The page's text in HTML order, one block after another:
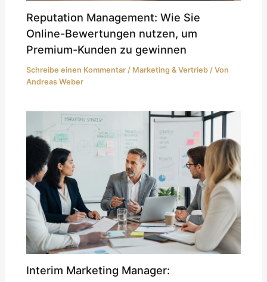
Reputation Management: Wie Sie
Online-Bewertungen nutzen, um
Premium-Kunden zu gewinnen
Schreibe einen Kommentar / Marketing & Vertrieb / Von
Andreas Weber
Interim Marketing Manager: